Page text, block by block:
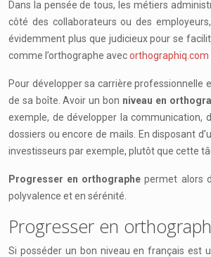
Dans la pensée de tous, les métiers
côté des collaborateurs ou des
évidemment plus que judicieux pour se
comme l’orthographe avecorthographiq.com
Pour développer sa carrière professionnelle
de sa boîte. Avoir un bon niveau en
exemple, de développer la communication,
dossiers ou encore de mails. En disposant
investisseurs par exemple, plutôt que cette
Progresser en orthographepermet alors
polyvalence et en sérénité.
Progresser en
Si posséder un bon niveau en français est